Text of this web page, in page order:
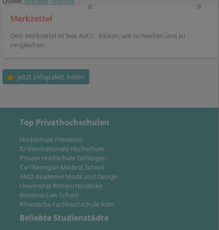
Regelstudienzeit um bis zu 2 Semester bzw. 12
Monate ohne zusätzliche Kosten verlängern. Das
Teilzeitstudium I eignet sich beispielsweise, wenn
Sie neben dem Studium in Teilzeit arbeiten.
12 Semester bzw. 72 Monate. Sie können die
Regelstudienzeit um bis zu 2 Semester bzw. 12
Teilzeitstudium II ist besonders geeignet, wenn Sie
neben Ihrem Fernstudium beruflich stark
eingebunden sind.
Übrigens können Sie im Laufe des Studiums auch ein
Urlaubssemestereinlegen, ohne zusätzliche Kosten.
Wie läuft das Onlinestudium an der IU ab?
Merkzettel
Dein Merkzettel ist leer. Auf
klicken, um zu merken und zu
vergleichen.
👉 Jetzt Infopaket holen
Top Privathochschulen
Hochschule Fresenius
IU Internationale Hochschule
Private Hochschule Göttingen
Carl Remigius Medical School
AMD Akademie Mode und Design
Universität Witten/Herdecke
Bucerius Law School
Rheinische Fachhochschule Köln
Beliebte Studienstädte